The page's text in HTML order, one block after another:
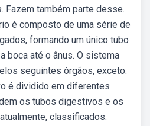
Fazem também parte desse.
é composto de uma série de
formando um único tubo
boca até o ânus. O sistema
seguintes órgãos, exceto:
é dividido em diferentes
os tubos digestivos e os
classificados.